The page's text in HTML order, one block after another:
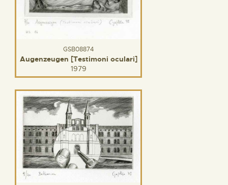
GSB08874
Augenzeugen [Testimoni oculari]
1979